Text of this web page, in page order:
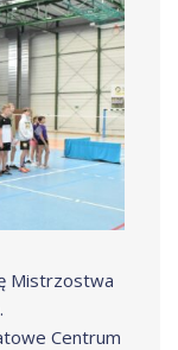
Mistrzostwa
Centrum